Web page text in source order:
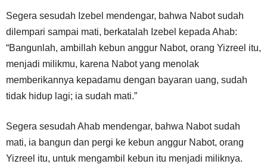
Segera sesudah Izebel mendengar, bahwa Nabot sudah
dilempari sampai mati, berkatalah Izebel kepada Ahab:
“Bangunlah, ambillah kebun anggur Nabot, orang Yizreel itu,
menjadi milikmu, karena Nabot yang menolak
memberikannya kepadamu dengan bayaran uang, sudah
tidak hidup lagi; ia sudah mati.”
Segera sesudah Ahab mendengar, bahwa Nabot sudah
mati, ia bangun dan pergi ke kebun anggur Nabot, orang
Yizreel itu, untuk mengambil kebun itu menjadi miliknya.